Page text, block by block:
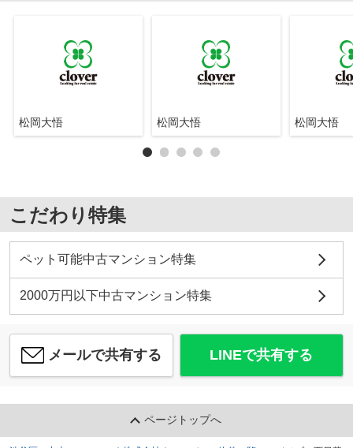
松岡大悟 松岡大悟 松岡大悟
こだわり特集
ペット可能中古マンション特集
2000万円以下中古マンション特集
メールで共有する LINEで共有する
ページトップへ